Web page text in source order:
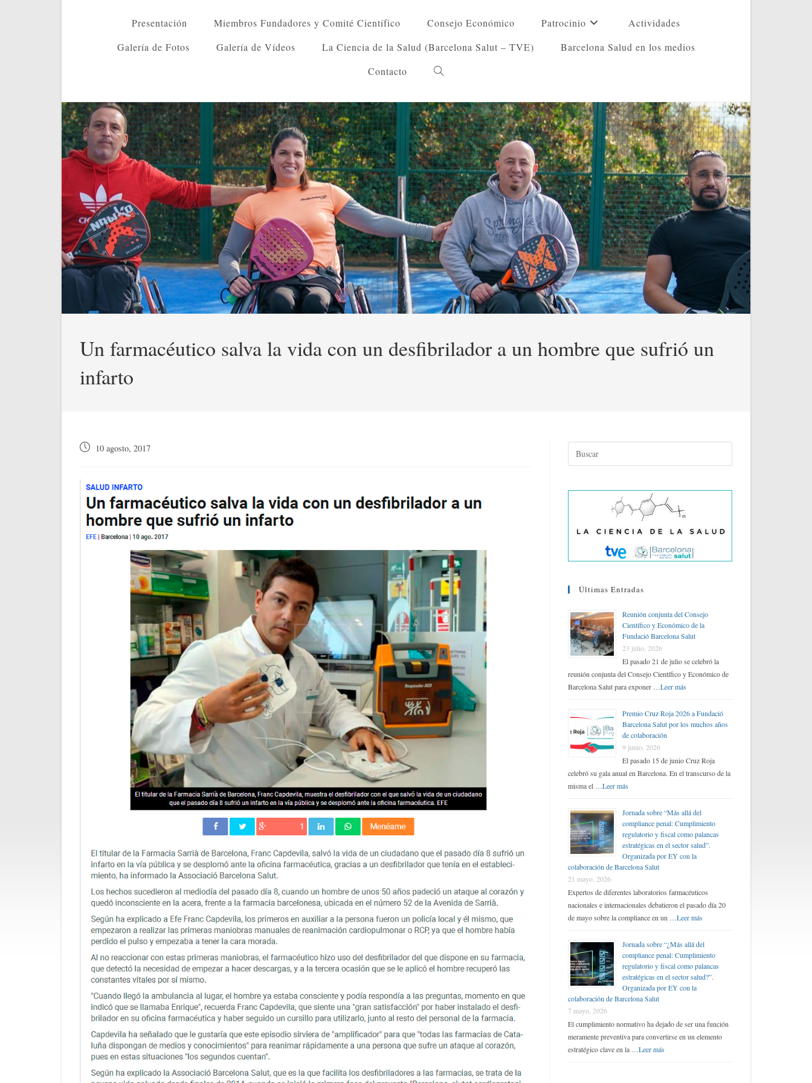
Presentación Miembros Fundadores y Comité Científico Consejo Económico Patrocinio
Actividades
Galería de Fotos
Galería de Vídeos La Ciencia de la Salud (Barcelona Salut – TVE)
Barcelona Salud en los medios
Contacto
Alternar
de
la
web
Un farmacéutico salva la vida con un desfibrilador a un hombre que sufrió un
infarto
Publicación
entrada:
10 agosto, 2017
Últimas Entradas
Reunión conjunta del Consejo
Científico y Económico de la
Fundació Barcelona Salut
23 julio, 2026
El pasado 21 de julio se celebró la
reunión conjunta del Consejo Científico y Económico de
Barcelona Salut para exponer …Leer más
Premio Cruz Roja 2026 a Fundació
Barcelona Salut por los muchos años
de colaboración
9 junio, 2026
El pasado 15 de junio Cruz Roja
celebró su gala anual en Barcelona. En el transcurso de la
misma el …Leer más
Jornada sobre “Más allá del
compliance penal: Cumplimiento
regulatorio y fiscal como palancas
estratégicas en el sector salud”.
Organizada por EY con la
colaboración de Barcelona Salut
21 mayo, 2026
Expertos de diferentes laboratorios farmacéuticos
nacionales e internacionales debatieron el pasado día 20
de mayo sobre la compliance en un …Leer más
Jornada sobre “¿Más allá del
compliance penal: Cumplimiento
regulatorio y fiscal como palancas
estratégicas en el sector salud?”.
Organizada por EY con la
colaboración de Barcelona Salut
7 mayo, 2026
El cumplimiento normativo ha dejado de ser una función
meramente preventiva para convertirse en un elemento
estratégico clave en la …Leer más